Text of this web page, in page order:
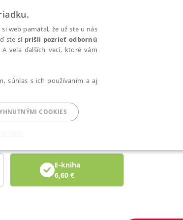
E-kniha
6,60 €
web pamätal, že už ste u nás
ste si prišli pozrieť odbornú
A veľa ďalších vecí, ktoré vám
súhlas s ich používaním a aj
COOKIES
NEZARADENÉ SÚBORY
súborov cookie nie je možné webové stránky správne používať.